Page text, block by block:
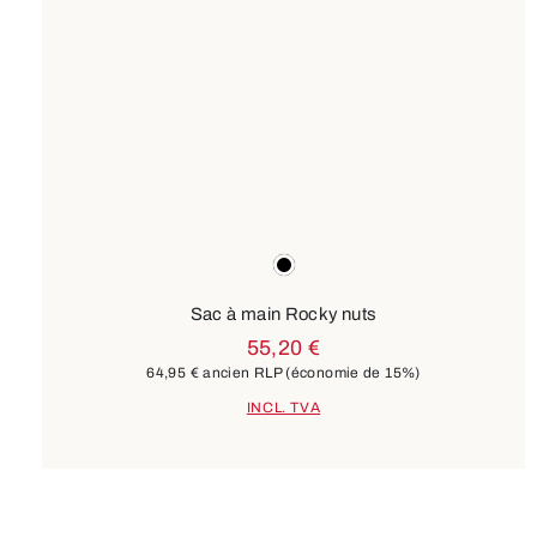
noir
Sac à main Rocky nuts
55,20 €
64,95 €ancien RLP(économie de 15%)
INCL. TVA